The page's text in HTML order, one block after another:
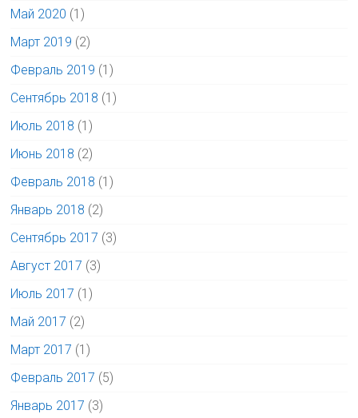
Май 2020 (1)
Март 2019 (2)
Февраль 2019 (1)
Сентябрь 2018 (1)
Июль 2018 (1)
Июнь 2018 (2)
Февраль 2018 (1)
Январь 2018 (2)
Сентябрь 2017 (3)
Август 2017 (3)
Июль 2017 (1)
Май 2017 (2)
Март 2017 (1)
Февраль 2017 (5)
Январь 2017 (3)